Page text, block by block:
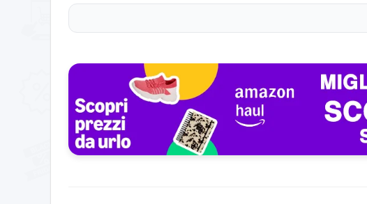
sono giudicati comodi anche per studio. Consiglio di
premium. Il NitroSense consente di regolare ventole e
I clienti sottolineano la rapidità nel gaming e nel
Alcuni utenti segnalano che la qualità costruttiva del telaio
raffreddamento gestisce il carico intenso, ma le ventole
Webcam e audio risultano migliorabili.​